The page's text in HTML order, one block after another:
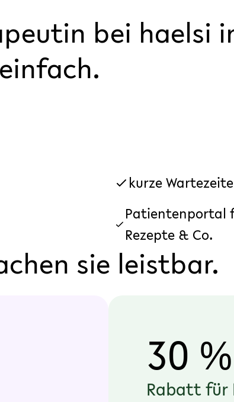
bei haelsi
kurze
Patientenportal
Rezepte & Co.
sie leistbar.
30 %
Rabatt